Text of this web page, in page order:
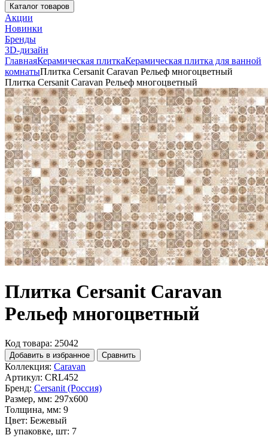
Каталог товаров
Акции
Новинки
Бренды
3D-дизайн
ГлавнаяКерамическая плиткаКерамическая плитка для ванной
комнатыПлитка Cersanit Caravan Рельеф многоцветный
Плитка Cersanit Caravan Рельеф многоцветный
Плитка Cersanit Caravan
Рельеф многоцветный
Код товара: 25042
Добавить в избранное Сравнить
Коллекция: Caravan
Артикул: CRL452
Бренд: Cersanit (Россия)
Размер, мм: 297x600
Толщина, мм: 9
Цвет: Бежевый
В упаковке, шт: 7